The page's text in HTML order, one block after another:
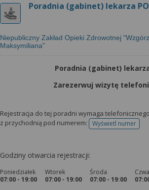
Poradnia (gabinet) lekarza
Niepubliczny Zakład Opieki Zdrowotnej
Maksymiliana"
Poradnia (gabinet)
Zarezerwuj wizytę
Rejestracja do tej poradni wymaga
z przychodnią pod numerem:
Wyświetl numer
telefonu do
Godziny otwarcia rejestracji:
Poniedziałek
07:00 - 19:00
Wtorek
07:00 - 19:00
Środa
07:00 - 19:00